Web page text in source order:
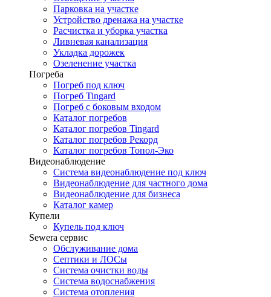
Парковка на участке
Устройство дренажа на участке
Расчистка и уборка участка
Ливневая канализация
Укладка дорожек
Озеленение участка
Погреба
Погреб под ключ
Погреб Tingard
Погреб с боковым входом
Каталог погребов
Каталог погребов Tingard
Каталог погребов Рекорд
Каталог погребов Топол-Эко
Видеонаблюдение
Система видеонаблюдение под ключ
Видеонаблюдение для частного дома
Видеонаблюдение для бизнеса
Каталог камер
Купели
Купель под ключ
Sewera сервис
Обслуживание дома
Септики и ЛОСы
Система очистки воды
Система водоснабжения
Система отопления